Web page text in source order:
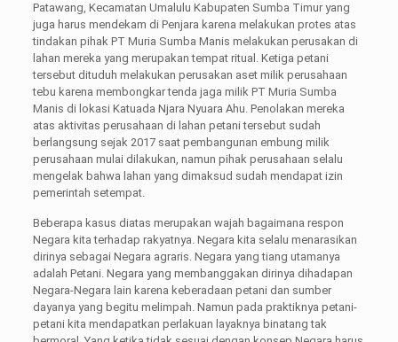
Patawang, Kecamatan Umalulu Kabupaten Sumba Timur yang
juga harus mendekam di Penjara karena melakukan protes atas
tindakan pihak PT Muria Sumba Manis melakukan perusakan di
lahan mereka yang merupakan tempat ritual. Ketiga petani
tersebut dituduh melakukan perusakan aset milik perusahaan
tebu karena membongkar tenda jaga milik PT Muria Sumba
Manis di lokasi Katuada Njara Nyuara Ahu. Penolakan mereka
atas aktivitas perusahaan di lahan petani tersebut sudah
berlangsung sejak 2017 saat pembangunan embung milik
perusahaan mulai dilakukan, namun pihak perusahaan selalu
mengelak bahwa lahan yang dimaksud sudah mendapat izin
pemerintah setempat.
Beberapa kasus diatas merupakan wajah bagaimana respon
Negara kita terhadap rakyatnya. Negara kita selalu menarasikan
dirinya sebagai Negara agraris. Negara yang tiang utamanya
adalah Petani. Negara yang membanggakan dirinya dihadapan
Negara-Negara lain karena keberadaan petani dan sumber
dayanya yang begitu melimpah. Namun pada praktiknya petani-
petani kita mendapatkan perlakuan layaknya binatang tak